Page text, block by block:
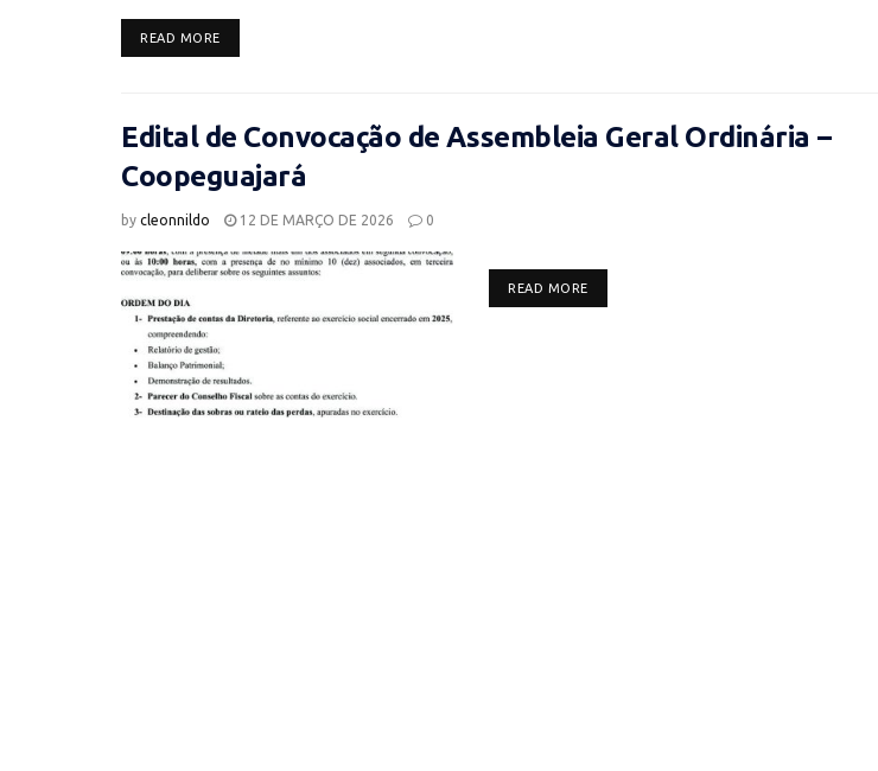
READ MOREDETAILS
Edital de Convocação de Assembleia Geral Ordinária –
Coopeguajará
by cleonnildo 12 DE MARÇO DE 2026 0
READ MOREDETAILS